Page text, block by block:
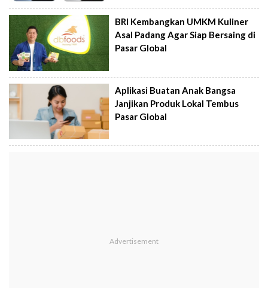
BRI Kembangkan UMKM Kuliner
Asal Padang Agar Siap Bersaing di
Pasar Global
Aplikasi Buatan Anak Bangsa
Janjikan Produk Lokal Tembus
Pasar Global